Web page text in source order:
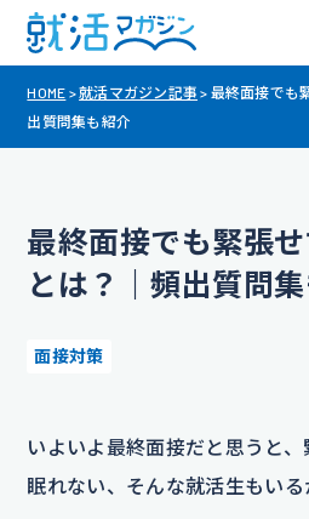
HOME >就活マガジン記事 > 最終面接でも
出質問集も紹介
最終面接でも緊張
とは？｜頻出質問
面接対策
いよいよ最終面接だと思うと
眠れない、そんな就活生もいる